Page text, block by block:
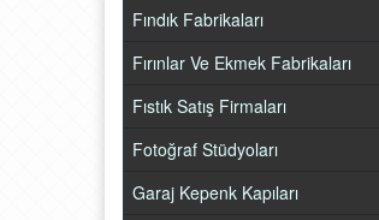
Fındık Fabrikaları
Fırınlar Ve Ekmek Fabrikaları
Fıstık Satış Firmaları
Fotoğraf Stüdyoları
Garaj Kepenk Kapıları